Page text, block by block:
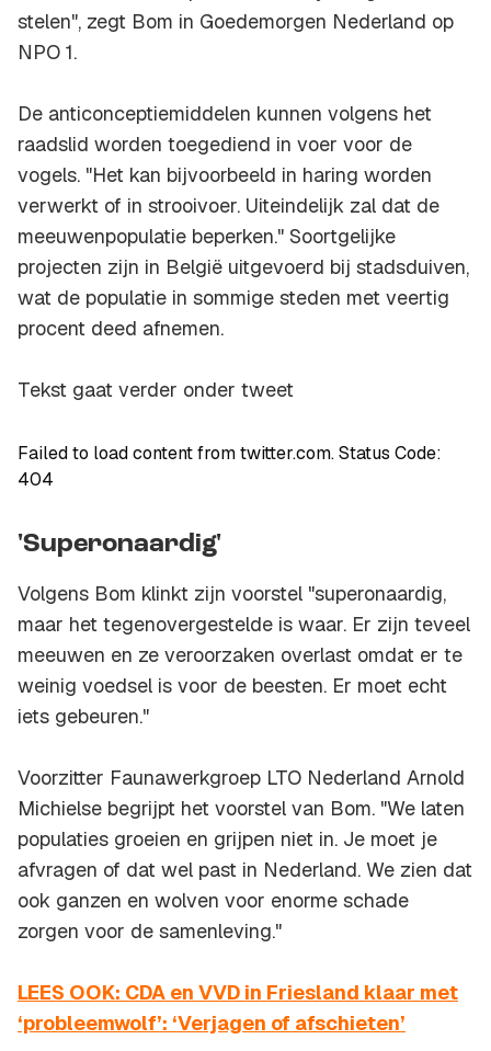
stelen", zegt Bom in Goedemorgen Nederland op
NPO 1.
De anticonceptiemiddelen kunnen volgens het
raadslid worden toegediend in voer voor de
vogels. "Het kan bijvoorbeeld in haring worden
verwerkt of in strooivoer. Uiteindelijk zal dat de
meeuwenpopulatie beperken." Soortgelijke
projecten zijn in België uitgevoerd bij stadsduiven,
wat de populatie in sommige steden met veertig
procent deed afnemen.
Tekst gaat verder onder tweet
Failed to load content from twitter.com. Status Code:
404
'Superonaardig'
Volgens Bom klinkt zijn voorstel "superonaardig,
maar het tegenovergestelde is waar. Er zijn teveel
meeuwen en ze veroorzaken overlast omdat er te
weinig voedsel is voor de beesten. Er moet echt
iets gebeuren."
Voorzitter Faunawerkgroep LTO Nederland Arnold
Michielse begrijpt het voorstel van Bom. "We laten
populaties groeien en grijpen niet in. Je moet je
afvragen of dat wel past in Nederland. We zien dat
ook ganzen en wolven voor enorme schade
zorgen voor de samenleving."
LEES OOK: CDA en VVD in Friesland klaar met
‘probleemwolf’: ‘Verjagen of afschieten’